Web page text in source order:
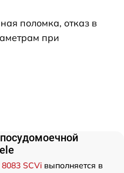
поломка, отказ в
при
SCVi выполняется в